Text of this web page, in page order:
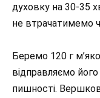
духовку на 30-35
не втрачатимемо
Беремо 120 г
відправляємо
пишності.